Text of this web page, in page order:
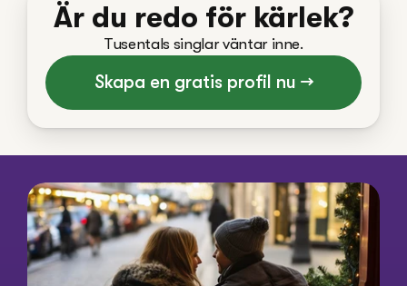
Är du redo för kärlek?
Tusentals singlar väntar inne.
Skapa en gratis profil nu →